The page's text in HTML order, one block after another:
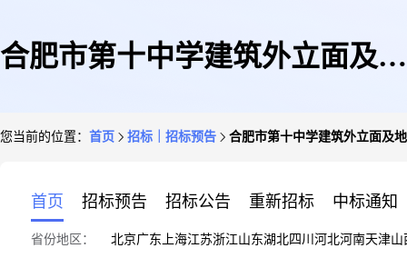
合肥市第十中学建筑外立面及地
您当前的位置： 首页 招标｜招标预告 合肥市第十中学建筑外立面及
首页 招标预告 招标公告 重新招标 中标通知
省份地区： 北京广东 上海江苏浙江山东湖北四川 河北河南天津山